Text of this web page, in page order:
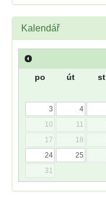
Kalendář
po út st
3
4
10
11
17
18
24
25
31